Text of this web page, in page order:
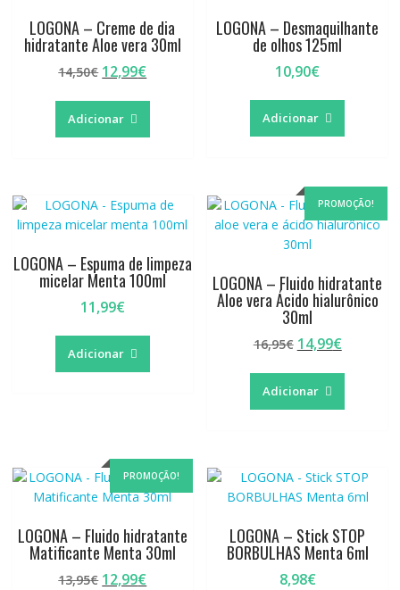
LOGONA – Creme de dia
hidratante Aloe vera 30ml
14,50€ O
original
era:
12,99€O
Adicionar
LOGONA – Desmaquilhante
de olhos 125ml
10,90€
Adicionar
LOGONA – Espuma de limpeza
micelar Menta 100ml
11,99€
Adicionar
PROMOÇÃO!
LOGONA – Fluido hidratante
Aloe vera Ácido hialurônico
30ml
16,95€ O
original
era:
14,99€O
Adicionar
PROMOÇÃO!
LOGONA – Fluido hidratante
Matificante Menta 30ml
13,95€ O
12,99€O
LOGONA – Stick STOP
BORBULHAS Menta 6ml
8,98€